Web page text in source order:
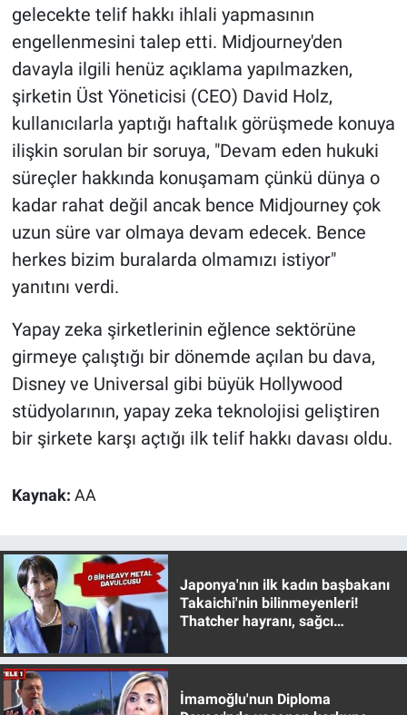
gelecekte telif hakkı ihlali yapmasının
engellenmesini talep etti. Midjourney'den
davayla ilgili henüz açıklama yapılmazken,
şirketin Üst Yöneticisi (CEO) David Holz,
kullanıcılarla yaptığı haftalık görüşmede konuya
ilişkin sorulan bir soruya, "Devam eden hukuki
süreçler hakkında konuşamam çünkü dünya o
kadar rahat değil ancak bence Midjourney çok
uzun süre var olmaya devam edecek. Bence
herkes bizim buralarda olmamızı istiyor"
yanıtını verdi.
Yapay zeka şirketlerinin eğlence sektörüne
girmeye çalıştığı bir dönemde açılan bu dava,
Disney ve Universal gibi büyük Hollywood
stüdyolarının, yapay zeka teknolojisi geliştiren
bir şirkete karşı açtığı ilk telif hakkı davası oldu.
Kaynak: AA
Japonya'nın ilk kadın başbakanı
Takaichi'nin bilinmeyenleri!
Thatcher hayranı, sağcı
İmamoğlu'nun Diploma